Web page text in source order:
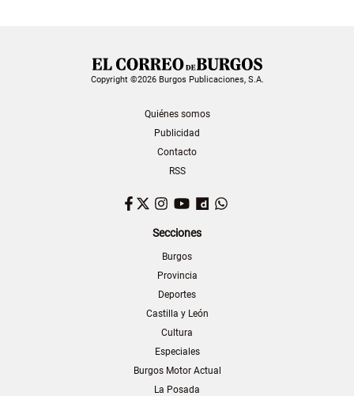
Copyright ©2026 Burgos Publicaciones, S.A.
Quiénes somos
Publicidad
Contacto
RSS
Facebook
TwitterInstagram
YouTubeDailymotion
Secciones
Burgos
Provincia
Deportes
Castilla y León
Cultura
Especiales
Burgos Motor Actual
La Posada